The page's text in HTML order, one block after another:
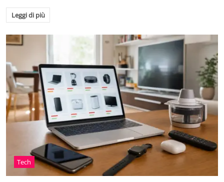
Leggi di più
Tech